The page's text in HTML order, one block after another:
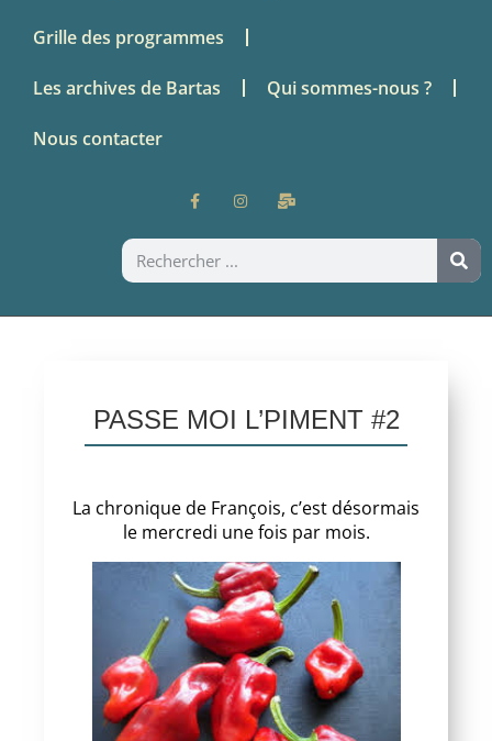
Grille des programmes
Les archives de Bartas Qui sommes-nous ?
Nous contacter
PASSE MOI L’PIMENT #2
La chronique de François, c’est désormais
le mercredi une fois par mois.